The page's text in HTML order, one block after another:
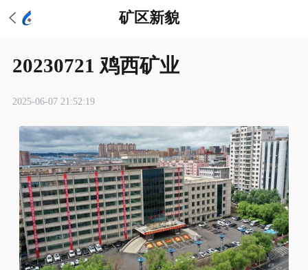
矿区新貌
20230721 鸡西矿业
2025-06-07 21:52:19